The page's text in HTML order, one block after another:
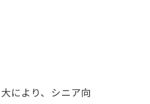
により、シニア向